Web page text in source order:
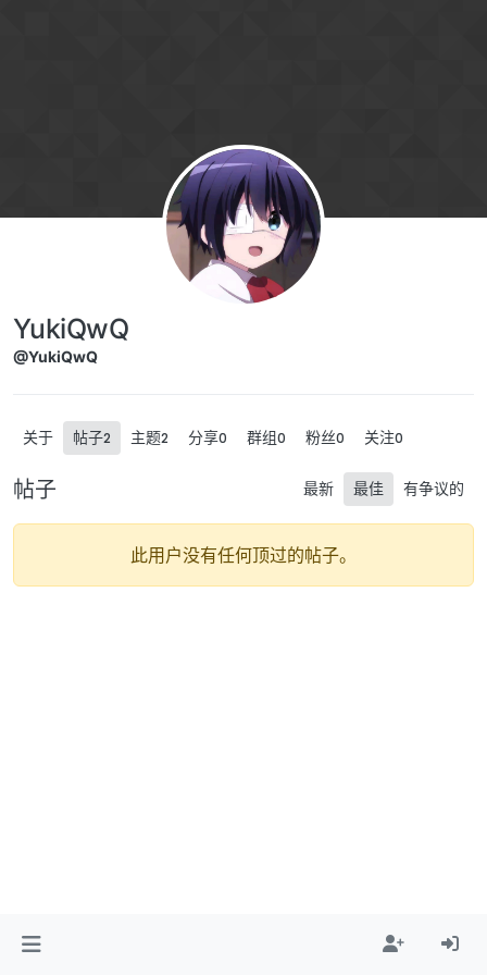
YukiQwQ
@YukiQwQ
关于 帖子2 主题2 分享0 群组0 粉丝0 关注0
帖子 最新 最佳 有争议的
此用户没有任何顶过的帖子。